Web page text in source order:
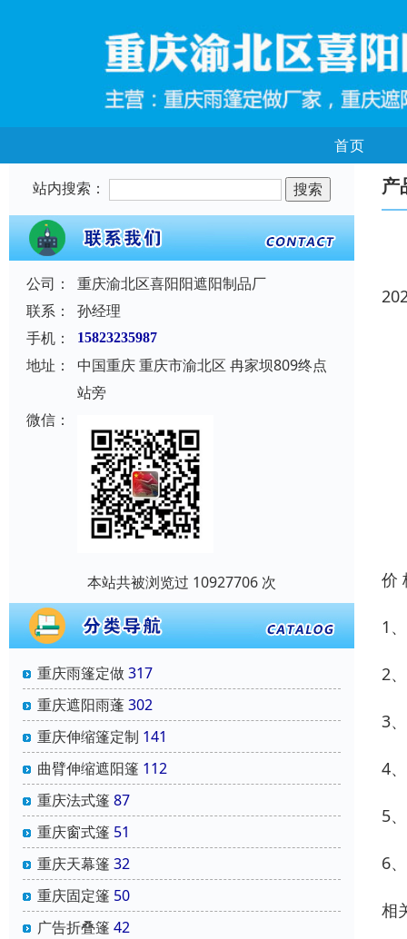
首页
站内搜索：
公司：
重庆渝北区喜阳阳遮阳制品厂
联系：
孙经理
手机：
15823235987
地址：
中国重庆 重庆市渝北区 冉家坝809终点
站旁
微信：
本站共被浏览过 10927706 次
重庆雨篷定做317
重庆遮阳雨蓬302
重庆伸缩篷定制 141
曲臂伸缩遮阳篷 112
重庆法式篷 87
重庆窗式篷 51
重庆天幕篷 32
重庆固定篷 50
广告折叠篷 42
产
价
1
2
3
4
5
6
相